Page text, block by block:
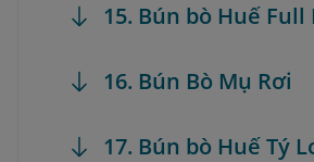
15. Bún bò Huế Full
16. Bún Bò Mụ Rơi
17. Bún bò Huế Tý